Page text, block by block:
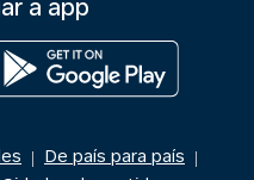
a app
| De país para país |